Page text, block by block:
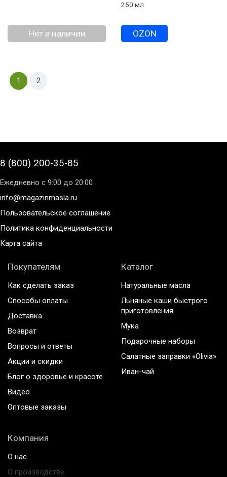
Нет в наличии
250 мл
OZON
1 2
8 (800) 200-35-85
Ежедневно с 9:00 до 20:00
info@magazinmasla.ru
Пользовательское соглашение
Политика конфиденциальности
Карта сайта
Покупателям
Как сделать заказ
Способы оплаты
Доставка
Возврат
Вопросы и ответы
Акции и скидки
Блог о здоровье и красоте
Видео
Оптовые заказы
Каталог
Натуральные масла
Льняные каши быстрого
приготовления
Мука
Подарочные наборы
Салатные заправки «Olivia»
Иван-чай
Компания
О нас
О производстве